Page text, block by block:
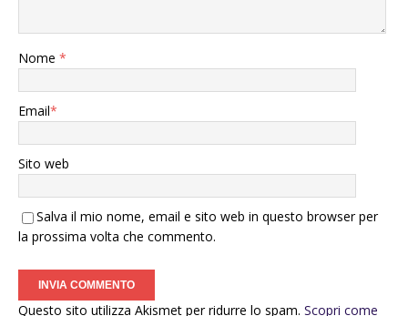
Nome *
Email*
Sito web
Salva il mio nome, email e sito web in questo browser per
la prossima volta che commento.
Questo sito utilizza Akismet per ridurre lo spam. Scopri come